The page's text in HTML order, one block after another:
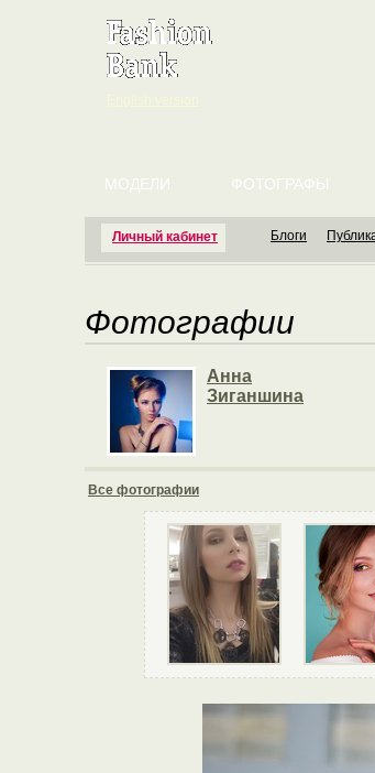
Личный кабинет
МОДЕЛИ ФОТОГРАФЫ
Блоги
Фотографии
Анна
Зиганшина
Все фотографии